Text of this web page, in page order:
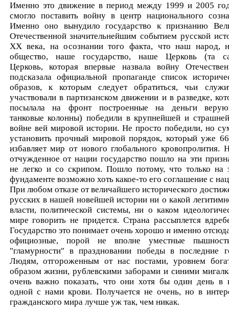
Именно это движение в период между 1999 и 2005
смогло поставить войну в центр национального
Именно оно вынудило государство к признанию
Отечественной значительнейшим событием русской
ХХ века, на осознании того факта, что наш народ,
общество, наше государство, наше Церковь (та
Церковь, которая впервые назвала войну
подсказала официальной пропаганде список
образов, к которым следует обратиться, чьи
участвовали в партизанском движении и в разведке,
посылала на фронт построенные на деньги
танковые колонны) победили в крупнейшей и
войне вей мировой истории. Не просто победили, но
установить прочный мировой порядок, который уже
избавляет мир от нового глобального кровопролития.
отчужденное от нации государство пошло на эти
не легко и со скрипом. Пошло потому, что только на
фундаменте возможно хоть какое-то его соглашение с
При любом отказе от величайшего исторического
русских в нашей новейшей истории ни о какой
власти, политической системы, ни о каком
мире говорить не придется. Страна рассыплется
Государство это понимает очень хорошо и именно
официозные, порой не вполне уместные
"гламурности" в праздновании победы в последние
Людям, отгороженным от нас постами, уровнем
образом жизни, рублевскими заборами и синими
очень важно показать, что они хотя бы один день в
одной с нами крови. Получается не очень, но в
гражданского мира лучше уж так, чем никак.